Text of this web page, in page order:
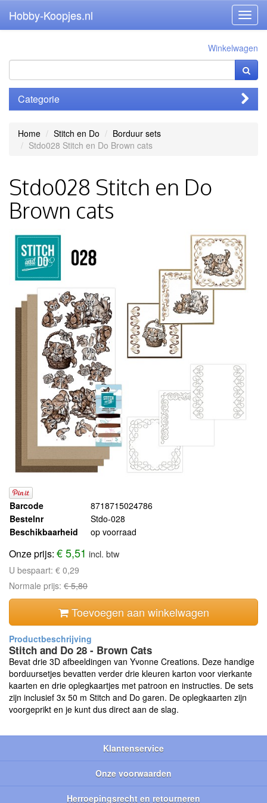
Hobby-Koopjes.nl
Winkelwagen
Categorie
Home Stitch en Do
Borduur sets
Stdo028 Stitch en Do Brown cats
Stdo028 Stitch en Do
Brown cats
Barcode
8718715024786
Bestelnr
Stdo-028
Beschikbaarheid
op voorraad
Onze prijs: € 5,51 incl. btw
U bespaart: € 0,29
Normale prijs: € 5,80
Toevoegen aan winkelwagen
Stitch and Do 28 - Brown Cats
Bevat drie 3D afbeeldingen van Yvonne Creations. Deze handige
borduursetjes bevatten verder drie kleuren karton voor vierkante
kaarten en drie oplegkaartjes met patroon en instructies. De sets
zijn inclusief 3x 50 m Stitch and Do garen. De oplegkaarten zijn
voorgeprikt en je kunt dus direct aan de slag.
Klantenservice
Onze voorwaarden
Herroepingsrecht en retourneren